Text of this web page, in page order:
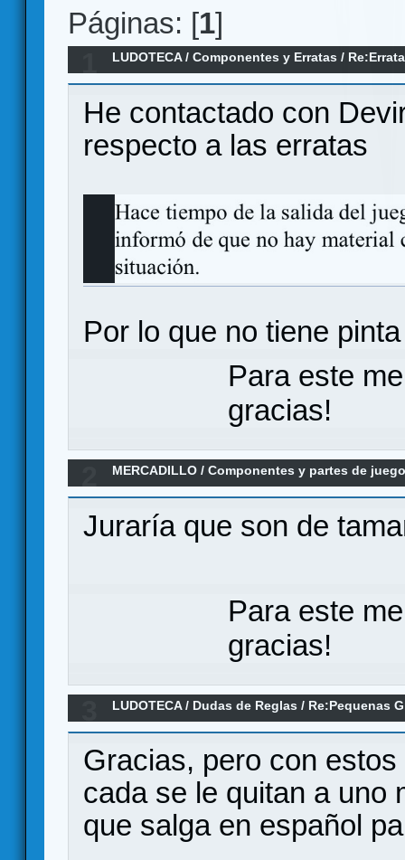
Páginas: [1]
LUDOTECA/Componentes y Erratas /
He contactado con
respecto a las erratas
Por lo que no tiene
Para este
gracias!
MERCADILLO /Componentes y partes de
de Némesis
Juraría que son de
Para este
gracias!
LUDOTECA/ Dudas de Reglas / Re:Pequenas
Gracias, pero con
cada se le quitan a uno
que salga en español